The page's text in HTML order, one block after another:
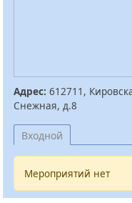
Адрес: 612711,
Снежная, д.8
Входной
Мероприятий нет